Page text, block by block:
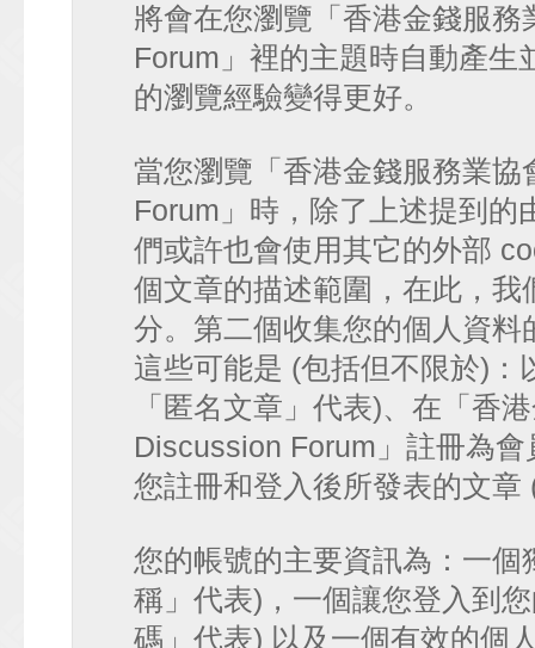
將會在您瀏覽「香港金錢服
Forum」裡的主題時自動產生
的瀏覽經驗變得更好。
當您瀏覽「香港金錢服務業
Forum」時，除了上述提到
們或許也會使用其它的外部
個文章的描述範圍，在此，
分。第二個收集您的個人資
這些可能是 (包括但不限於)
「匿名文章」代表)、在「香
Discussion Forum」註冊為
您註冊和登入後所發表的文
您的帳號的主要資訊為：一
稱」代表)，一個讓您登入到
碼」代表) 以及一個有效的個